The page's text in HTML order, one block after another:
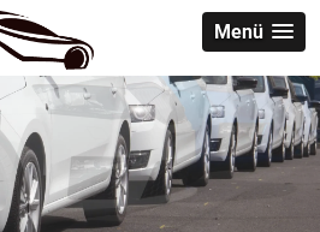
Menü